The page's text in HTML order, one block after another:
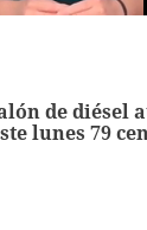
de diésel
lunes 79